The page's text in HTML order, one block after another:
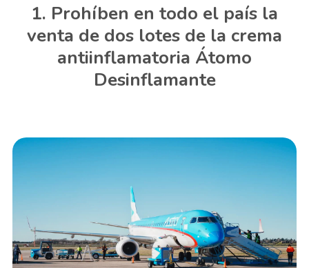
Prohíben en todo el país la
venta de dos lotes de la crema
antiinflamatoria Átomo
Desinflamante